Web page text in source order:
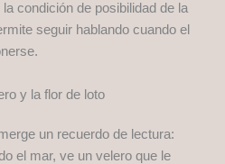
condición de posibilidad de la
seguir hablando cuando el
y la flor de loto
un recuerdo de lectura:
el mar, ve un velero que le